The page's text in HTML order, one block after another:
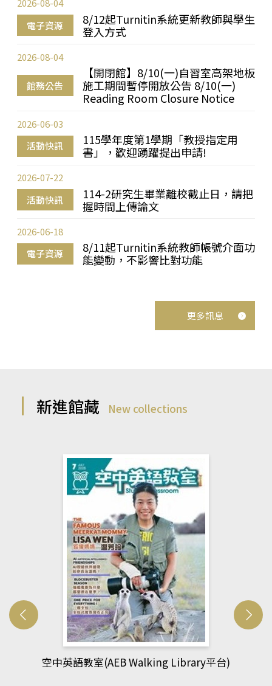
電子資源
8/12起Turnitin系統更新教師與學生
登入方式
2026-08-04
館務公告
【開閉館】8/10(一)自習室高架地板
施工期間暫停開放公告 8/10(一)
Reading Room Closure Notice
2026-08-04
活動快訊
115學年度第1學期「教授指定用
書」，歡迎踴躍提出申請!
2026-06-03
活動快訊
114-2研究生畢業離校截止日，請把
握時間上傳論文
2026-07-22
電子資源
8/11起Turnitin系統教師帳號介面功
能變動，不影響比對功能
2026-06-18
更多訊息
新進館藏 New collections
網管人(kono平台)